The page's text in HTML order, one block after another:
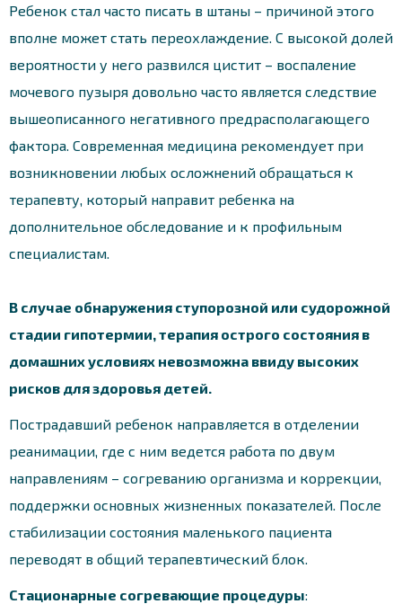
Ребенок стал часто писать в штаны – причиной этого
вполне может стать переохлаждение. С высокой долей
вероятности у него развился цистит – воспаление
мочевого пузыря довольно часто является следствие
вышеописанного негативного предрасполагающего
фактора. Современная медицина рекомендует при
возникновении любых осложнений обращаться к
терапевту, который направит ребенка на
дополнительное обследование и к профильным
специалистам.
В случае обнаружения ступорозной или судорожной
стадии гипотермии, терапия острого состояния в
домашних условиях невозможна ввиду высоких
рисков для здоровья детей.
Пострадавший ребенок направляется в отделении
реанимации, где с ним ведется работа по двум
направлениям – согреванию организма и коррекции,
поддержки основных жизненных показателей. После
стабилизации состояния маленького пациента
переводят в общий терапевтический блок.
Стационарные согревающие процедуры: